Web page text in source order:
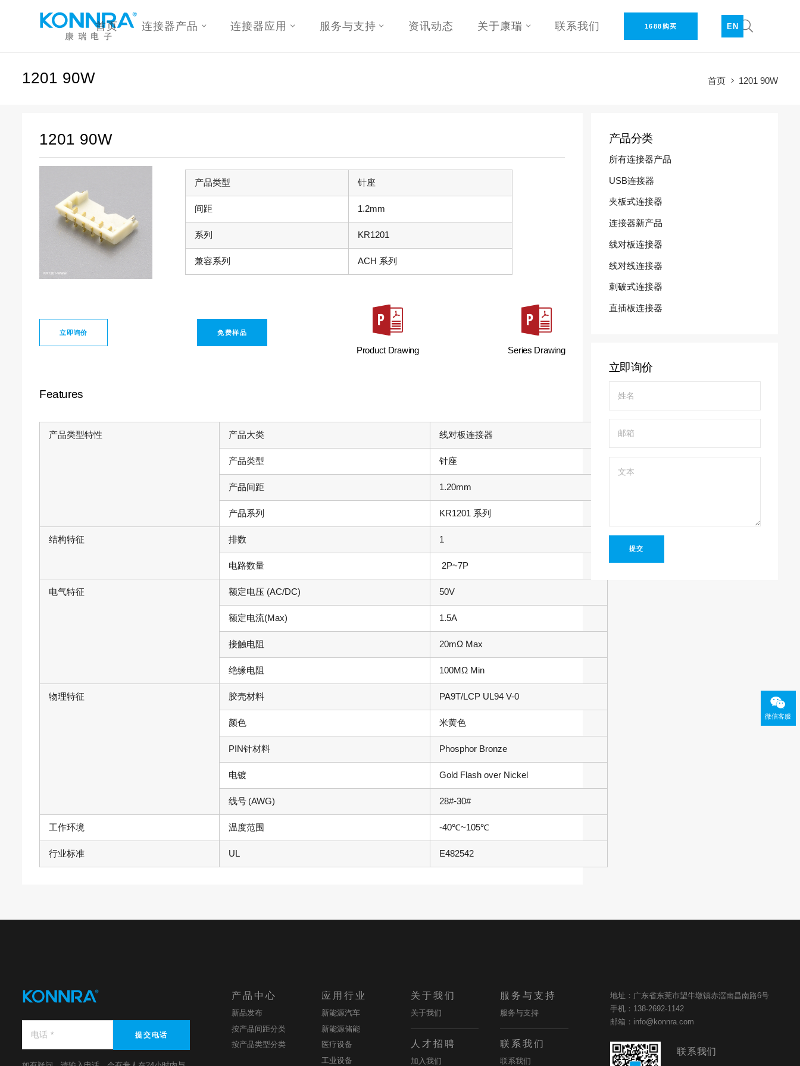
首页 连接器产品 连接器应用 服务与支持 资讯动态 关于康瑞 联系我们 1688购买 EN
1201 90W 首页 1201 90W
1201 90W
产品类型 针座
间距 1.2mm
系列 KR1201
兼容系列 ACH 系列
立即询价 免费样品
Product Drawing Series Drawing
Features
产品类型特性 产品大类 线对板连接器
产品类型 针座
产品间距 1.20mm
产品系列 KR1201 系列
结构特征 排数 1
电路数量 2P~7P
电气特征 额定电压 (AC/DC) 50V
额定电流(Max) 1.5A
接触电阻 20mΩ Max
绝缘电阻 100MΩ Min
物理特征 胶壳材料 PA9T/LCP UL94 V-0
颜色 米黄色
PIN针材料 Phosphor Bronze
电镀 Gold Flash over Nickel
线号 (AWG) 28#-30#
工作环境 温度范围 -40℃~105℃
行业标准 UL E482542
产品分类
所有连接器产品
USB连接器
夹板式连接器
连接器新产品
线对板连接器
线对线连接器
刺破式连接器
直插板连接器
立即询价
提交
提交电话
产品中心
新品发布
按产品间距分类
按产品类型分类
应用行业
新能源汽车
新能源储能
医疗设备
工业设备
关于我们
关于我们
人才招聘
加入我们
微信客服
服务与支持
服务与支持
联系我们
联系我们
地址：广东省东莞市望牛墩镇赤滘南昌南路6号
手机：138-2692-1142
邮箱：info@konnra.com
联系我们